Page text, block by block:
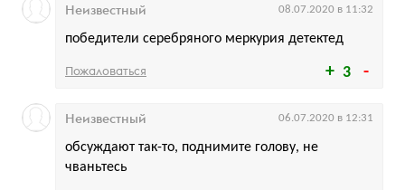
3
победители серебряного меркурия детектед
Неизвестный 08.07.2020 в 11:32
Пожаловаться
обсуждают так-то, поднимите голову, не
чваньтесь
Неизвестный 06.07.2020 в 12:31